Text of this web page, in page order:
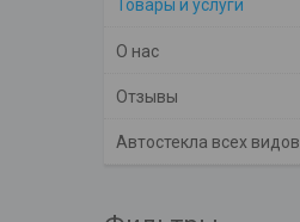
Товары и услуги
О нас
Отзывы
Автостекла всех видов